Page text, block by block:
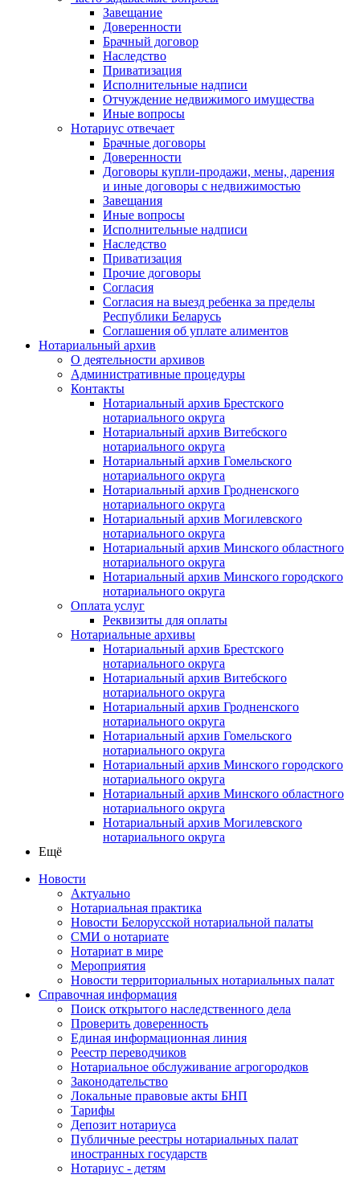
Завещание
Доверенности
Брачный договор
Наследство
Приватизация
Исполнительные надписи
Отчуждение недвижимого имущества
Иные вопросы
Нотариус отвечает
Брачные договоры
Доверенности
Договоры купли-продажи, мены, дарения
и иные договоры с недвижимостью
Завещания
Иные вопросы
Исполнительные надписи
Наследство
Приватизация
Прочие договоры
Согласия
Согласия на выезд ребенка за пределы
Республики Беларусь
Соглашения об уплате алиментов
Нотариальный архив
О деятельности архивов
Административные процедуры
Контакты
Нотариальный архив Брестского
нотариального округа
Нотариальный архив Витебского
нотариального округа
Нотариальный архив Гомельского
нотариального округа
Нотариальный архив Гродненского
нотариального округа
Нотариальный архив Могилевского
нотариального округа
Нотариальный архив Минского областного
нотариального округа
Нотариальный архив Минского городского
нотариального округа
Оплата услуг
Реквизиты для оплаты
Нотариальные архивы
Нотариальный архив Брестского
нотариального округа
Нотариальный архив Витебского
нотариального округа
Нотариальный архив Гродненского
нотариального округа
Нотариальный архив Гомельского
нотариального округа
Нотариальный архив Минского городского
нотариального округа
Нотариальный архив Минского областного
нотариального округа
Нотариальный архив Могилевского
нотариального округа
Ещё
Новости
Актуально
Нотариальная практика
Новости Белорусской нотариальной палаты
СМИ о нотариате
Нотариат в мире
Мероприятия
Новости территориальных нотариальных палат
Справочная информация
Поиск открытого наследственного дела
Проверить доверенность
Единая информационная линия
Реестр переводчиков
Нотариальное обслуживание агрогородков
Законодательство
Локальные правовые акты БНП
Тарифы
Депозит нотариуса
Публичные реестры нотариальных палат
иностранных государств
Нотариус - детям